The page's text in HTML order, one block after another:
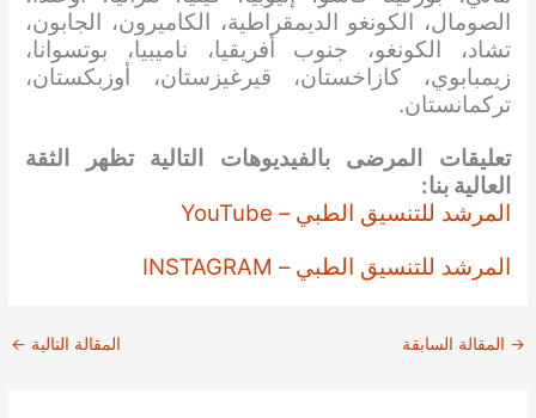
الصومال، الكونغو الديمقراطية، الكاميرون، الجابون،
تشاد، الكونغو، جنوب أفريقيا، ناميبيا، بوتسوانا،
زيمبابوي، كازاخستان، قيرغيزستان، أوزبكستان،
تركمانستان.
تعليقات المرضى بالفيديوهات التالية تظهر الثقة
العالية بنا:
المرشد للتنسيق الطبي – YouTube
المرشد للتنسيق الطبي – INSTAGRAM
→ المقالة السابقة المقالة التالية ←